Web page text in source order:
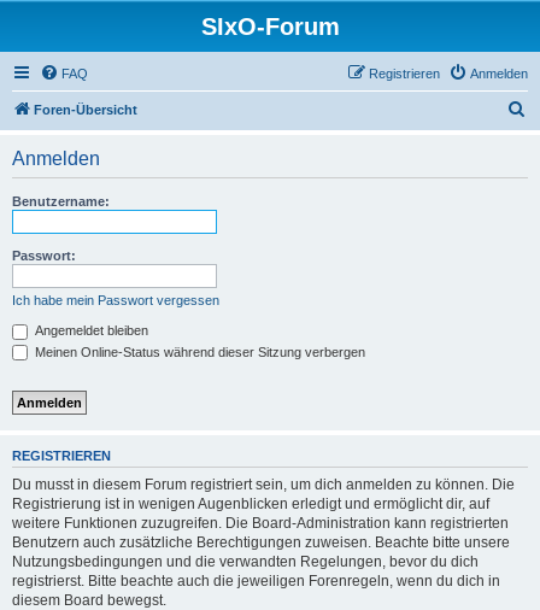
SIxO-Forum
FAQ Anmelden
Registrieren
Foren-Übersicht
Anmelden
Benutzername:
Passwort:
Ich habe mein Passwort vergessen
Angemeldet bleiben
Meinen Online-Status während dieser Sitzung verbergen
REGISTRIEREN
Du musst in diesem Forum registriert sein, um dich anmelden zu können. Die
Registrierung ist in wenigen Augenblicken erledigt und ermöglicht dir, auf
weitere Funktionen zuzugreifen. Die Board-Administration kann registrierten
Benutzern auch zusätzliche Berechtigungen zuweisen. Beachte bitte unsere
Nutzungsbedingungen und die verwandten Regelungen, bevor du dich
registrierst. Bitte beachte auch die jeweiligen Forenregeln, wenn du dich in
diesem Board bewegst.